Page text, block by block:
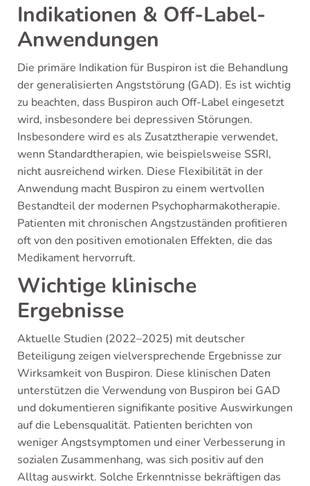
Indikationen & Off-Label-
Anwendungen
Die primäre Indikation für Buspiron ist die Behandlung
der generalisierten Angststörung (GAD). Es ist wichtig
zu beachten, dass Buspiron auch Off-Label eingesetzt
wird, insbesondere bei depressiven Störungen.
Insbesondere wird es als Zusatztherapie verwendet,
wenn Standardtherapien, wie beispielsweise SSRI,
nicht ausreichend wirken. Diese Flexibilität in der
Anwendung macht Buspiron zu einem wertvollen
Bestandteil der modernen Psychopharmakotherapie.
Patienten mit chronischen Angstzuständen profitieren
oft von den positiven emotionalen Effekten, die das
Medikament hervorruft.
Wichtige klinische
Ergebnisse
Aktuelle Studien (2022–2025) mit deutscher
Beteiligung zeigen vielversprechende Ergebnisse zur
Wirksamkeit von Buspiron. Diese klinischen Daten
unterstützen die Verwendung von Buspiron bei GAD
und dokumentieren signifikante positive Auswirkungen
auf die Lebensqualität. Patienten berichten von
weniger Angstsymptomen und einer Verbesserung in
sozialen Zusammenhang, was sich positiv auf den
Alltag auswirkt. Solche Erkenntnisse bekräftigen das